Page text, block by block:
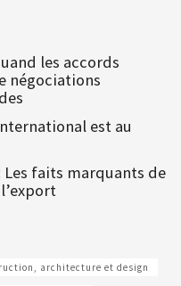
les accords
négociations
est au
faits marquants de
architecture et design